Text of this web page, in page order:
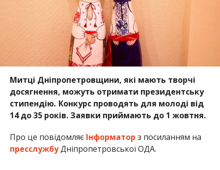
Митці Дніпропетровщини, які мають творчі
досягнення, можуть отримати президентську
стипендію. Конкурс проводять для молоді від
14 до 35 років. Заявки приймають до 1 жовтня.
Про це повідомляє Інформатор з посиланням на
пресслужбуДніпропетровської ОДА.